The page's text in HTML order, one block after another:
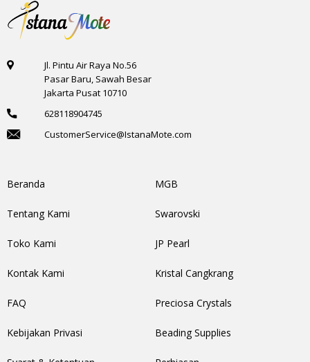
Jl. Pintu Air Raya No.56
Pasar Baru, Sawah Besar
Jakarta Pusat 10710
628118904745
CustomerService@IstanaMote.com
Beranda
Tentang Kami
Toko Kami
Kontak Kami
FAQ
Kebijakan Privasi
MGB
Swarovski
JP Pearl
Kristal Cangkrang
Preciosa Crystals
Beading Supplies